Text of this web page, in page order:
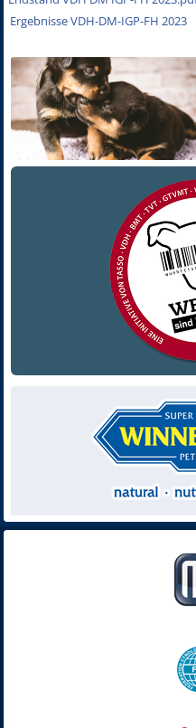
Ergebnisse VDH-DM-IGP-FH 2023